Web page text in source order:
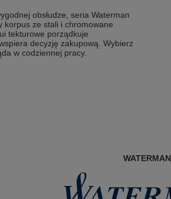
obsłudze, seria Waterman
korpus ze stali i chromowane
tekturowe porządkuje
decyzję zakupową. Wybierz
w codziennej pracy.
WATERMAN